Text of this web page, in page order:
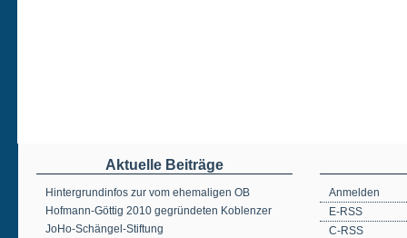
Aktuelle Beiträge
Hintergrundinfos zur vom ehemaligen OB
Hofmann-Göttig 2010 gegründeten Koblenzer
JoHo-Schängel-Stiftung
Anmelden
E-RSS
C-RSS